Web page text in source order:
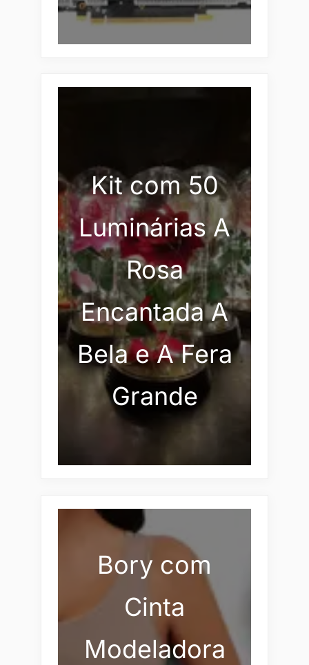
Kit com 50
Luminárias A
Rosa
Encantada A
Bela e A Fera
Grande
Bory com
Cinta
Modeladora